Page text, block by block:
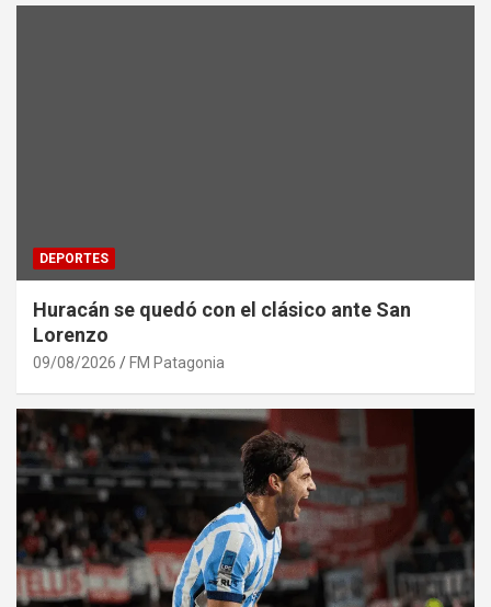
DEPORTES
Huracán se quedó con el clásico ante San
Lorenzo
09/08/2026 FM Patagonia